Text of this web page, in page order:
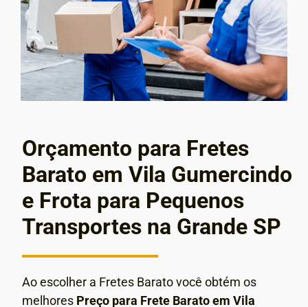
Orçamento para Fretes
Barato em Vila Gumercindo
e Frota para Pequenos
Transportes na Grande SP
Ao escolher a Fretes Barato você obtém os
melhores Preço para Frete Barato em Vila